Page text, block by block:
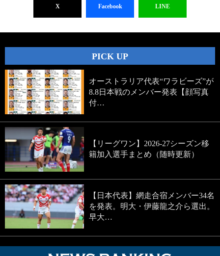
X Facebook LINE
PICK UP
オーストラリア代表“ワラビーズ”が
8.8日本戦のメンバー発表【顔写真
付…
【リーグワン】2026-27シーズン移
籍加入選手まとめ（随時更新）
【日本代表】網走合宿メンバー34名
を発表。明大・伊藤龍之介ら選出。
早大…